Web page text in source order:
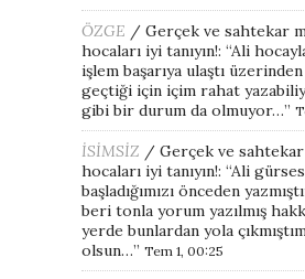
ÖZGE / Gerçek ve sahtekar
hocaları iyi tanıyın!: “Ali
işlem başarıya ulaştı
geçtiği için içim rahat
gibi bir durum da olmuyor…”
İSİMSİZ / Gerçek ve
hocaları iyi tanıyın!: “Ali
başladığımızı önceden
beri tonla yorum yazılmış
yerde bunlardan yola
olsun…” Tem 1, 00:25